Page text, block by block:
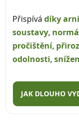
Přispívá díky
soustavy,
pročištění,
odolnosti,
JAK DLOUHO